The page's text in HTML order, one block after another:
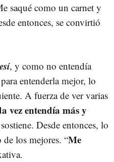
saqué como un carnet y
entonces, se convirtió
, y como no entendía
entenderla mejor, lo
A fuerza de ver varias
vez entendía más y
Desde entonces, lo
los mejores. “Me